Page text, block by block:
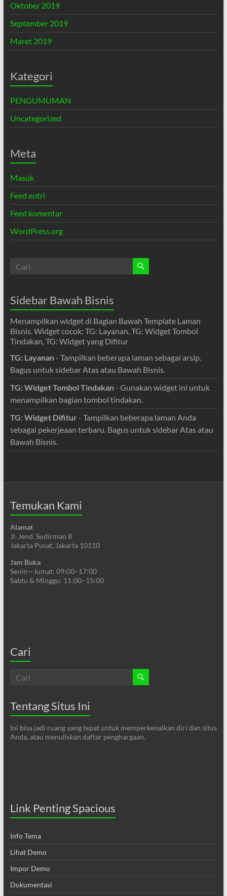
Oktober 2019
September 2019
Maret 2019
Kategori
PENGUMUMAN
Uncategorized
Meta
Masuk
Feed entri
Feed komentar
WordPress.org
Sidebar Bawah Bisnis
Menampilkan widget di Bagian Bawah Template Laman
Bisnis. Widget cocok: TG: Layanan, TG: Widget Tombol
Tindakan, TG: Widget yang Difitur
TG: Layanan- Tampilkan beberapa laman sebagai arsip.
Bagus untuk sidebar Atas atau Bawah Bisnis.
TG: Widget Tombol Tindakan- Gunakan widget ini untuk
menampilkan bagian tombol tindakan.
TG: Widget Difitur - Tampilkan beberapa laman Anda
sebagai pekerjeaan terbaru. Bagus untuk sidebar Atas atau
Bawah Bisnis.
Temukan Kami
Alamat
Jl. Jend. Sudirman 8
Jakarta Pusat, Jakarta 10110
Jam Buka
Senin—Jumat: 09:00–17:00
Sabtu & Minggu: 11:00–15:00
Cari
Tentang Situs Ini
Ini bisa jadi ruang yang tepat untuk memperkenalkan diri dan situs
Anda, atau menuliskan daftar penghargaan.
Link Penting Spacious
Info Tema
Lihat Demo
Impor Demo
Dokumentasi